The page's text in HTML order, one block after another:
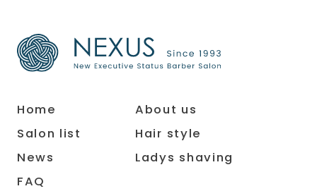
Home
About us
Salon list
Hair style
News
Ladys shaving
FAQ